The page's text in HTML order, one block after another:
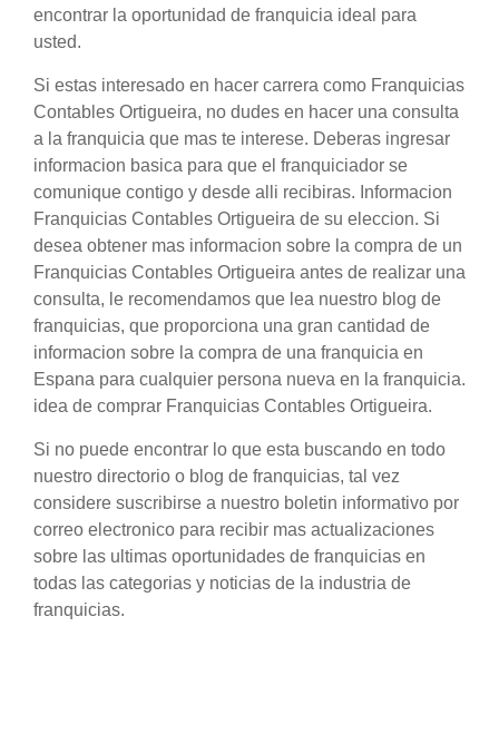
encontrar la oportunidad de franquicia ideal para
usted.
Si estas interesado en hacer carrera como Franquicias
Contables Ortigueira, no dudes en hacer una consulta
a la franquicia que mas te interese. Deberas ingresar
informacion basica para que el franquiciador se
comunique contigo y desde alli recibiras. Informacion
Franquicias Contables Ortigueira de su eleccion. Si
desea obtener mas informacion sobre la compra de un
Franquicias Contables Ortigueira antes de realizar una
consulta, le recomendamos que lea nuestro blog de
franquicias, que proporciona una gran cantidad de
informacion sobre la compra de una franquicia en
Espana para cualquier persona nueva en la franquicia.
idea de comprar Franquicias Contables Ortigueira.
Si no puede encontrar lo que esta buscando en todo
nuestro directorio o blog de franquicias, tal vez
considere suscribirse a nuestro boletin informativo por
correo electronico para recibir mas actualizaciones
sobre las ultimas oportunidades de franquicias en
todas las categorias y noticias de la industria de
franquicias.